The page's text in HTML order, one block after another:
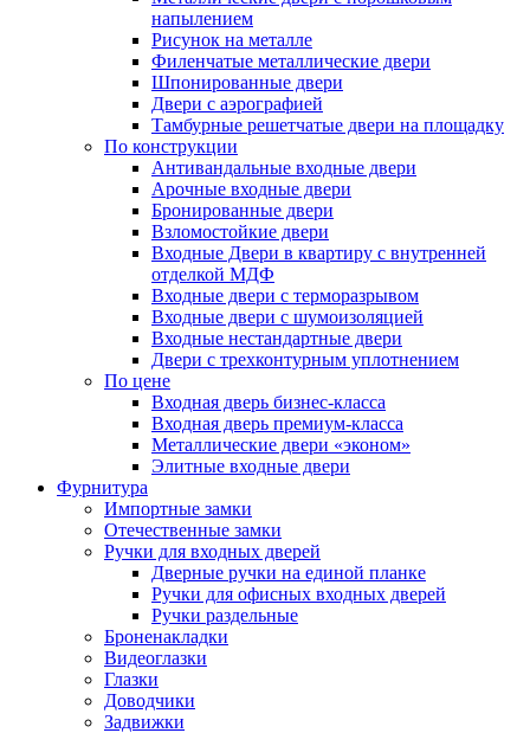
напылением
Рисунок на металле
Филенчатые металлические двери
Шпонированные двери
Двери с аэрографией
Тамбурные решетчатые двери на площадку
По конструкции
Антивандальные входные двери
Арочные входные двери
Бронированные двери
Взломостойкие двери
Входные Двери в квартиру с внутренней
отделкой МДФ
Входные двери с терморазрывом
Входные двери с шумоизоляцией
Входные нестандартные двери
Двери с трехконтурным уплотнением
По цене
Входная дверь бизнес-класса
Входная дверь премиум-класса
Металлические двери «эконом»
Элитные входные двери
Фурнитура
Импортные замки
Отечественные замки
Ручки для входных дверей
Дверные ручки на единой планке
Ручки для офисных входных дверей
Ручки раздельные
Броненакладки
Видеоглазки
Глазки
Доводчики
Задвижки